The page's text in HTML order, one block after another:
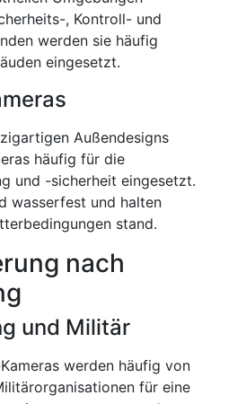
, Kontroll- und
werden sie häufig
eingesetzt.
Außendesigns
häufig für die
und -sicherheit eingesetzt.
wasserfest und halten
stand.
nach
und Militär
werden häufig von
für eine